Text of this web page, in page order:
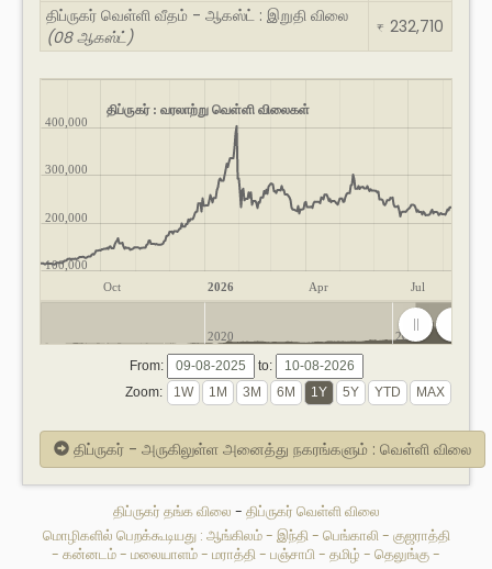
திப்ருகர் வெள்ளி வீதம் - ஆகஸ்ட் : இறுதி விலை
(08 ஆகஸ்ட்)
₹ 232,710
திப்ருகர் : வரலாற்று வெள்ளி விலைகள்
Oct 2026 Apr Jul
100,000
200,000
300,000
400,000
2020 2025
From:
to:
Zoom:
திப்ருகர் - அருகிலுள்ள அனைத்து நகரங்களும் : வெள்ளி விலை
திப்ருகர் தங்க விலை - திப்ருகர் வெள்ளி விலை
மொழிகளில் பெறக்கூடியது : ஆங்கிலம்- இந்தி- பெங்காலி- குஜராத்தி
- கன்னடம்- மலையாளம்- மராத்தி- பஞ்சாபி- தமிழ் - தெலுங்கு-